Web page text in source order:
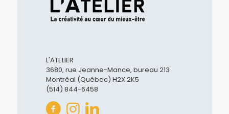
L'ATELIER
3680, rue Jeanne-Mance, bureau 213
Montréal (Québec) H2X 2K5
(514) 844-6458